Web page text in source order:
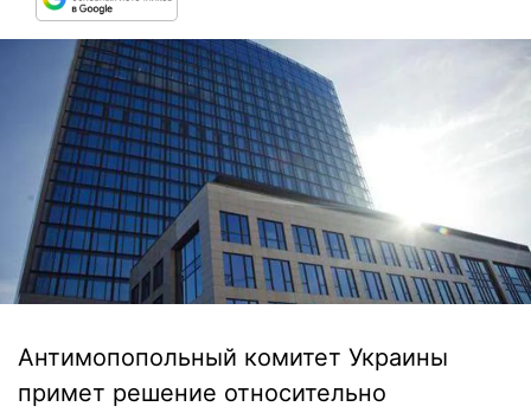
Антимопопольный комитет Украины
примет решение относительно